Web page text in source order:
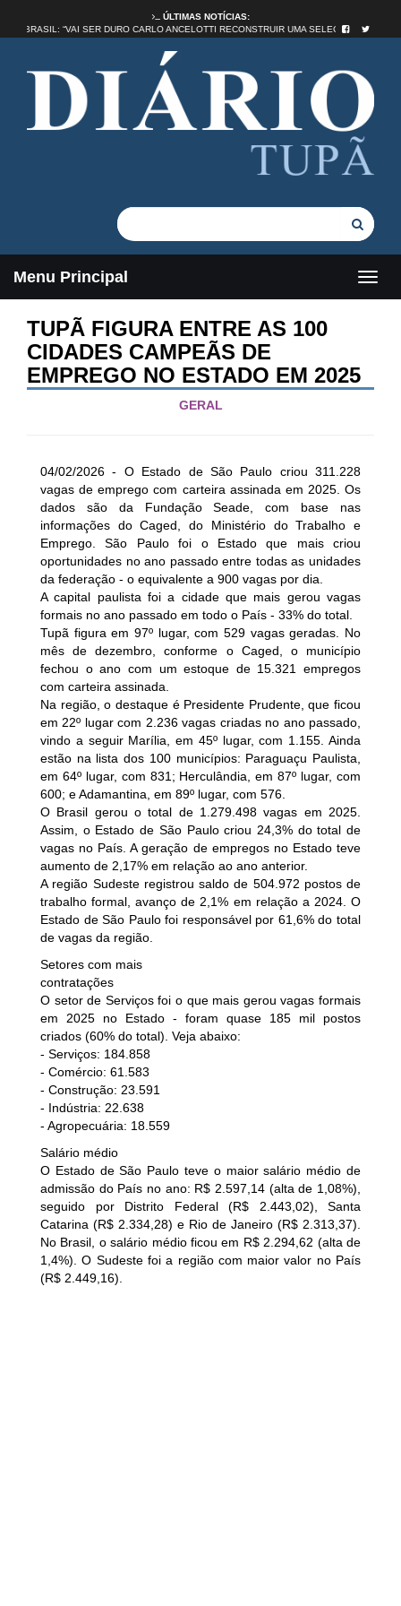
ÚLTIMAS NOTÍCIAS:
NO BRASIL: “VAI SER DURO CARLO ANCELOTTI RECONSTRUIR UMA SELEÇÃO”
Menu Principal
TUPÃ FIGURA ENTRE AS 100
CIDADES CAMPEÃS DE
EMPREGO NO ESTADO EM 2025
GERAL
04/02/2026 - O Estado de São Paulo criou 311.228
vagas de emprego com carteira assinada em 2025. Os
dados são da Fundação Seade, com base nas
informações do Caged, do Ministério do Trabalho e
Emprego. São Paulo foi o Estado que mais criou
oportunidades no ano passado entre todas as unidades
da federação - o equivalente a 900 vagas por dia.
A capital paulista foi a cidade que mais gerou vagas
formais no ano passado em todo o País - 33% do total.
Tupã figura em 97º lugar, com 529 vagas geradas. No
mês de dezembro, conforme o Caged, o município
fechou o ano com um estoque de 15.321 empregos
com carteira assinada.
Na região, o destaque é Presidente Prudente, que ficou
em 22º lugar com 2.236 vagas criadas no ano passado,
vindo a seguir Marília, em 45º lugar, com 1.155. Ainda
estão na lista dos 100 municípios: Paraguaçu Paulista,
em 64º lugar, com 831; Herculândia, em 87º lugar, com
600; e Adamantina, em 89º lugar, com 576.
O Brasil gerou o total de 1.279.498 vagas em 2025.
Assim, o Estado de São Paulo criou 24,3% do total de
vagas no País. A geração de empregos no Estado teve
aumento de 2,17% em relação ao ano anterior.
A região Sudeste registrou saldo de 504.972 postos de
trabalho formal, avanço de 2,1% em relação a 2024. O
Estado de São Paulo foi responsável por 61,6% do total
de vagas da região.
Setores com mais
contratações
O setor de Serviços foi o que mais gerou vagas formais
em 2025 no Estado - foram quase 185 mil postos
criados (60% do total). Veja abaixo:
- Serviços: 184.858
- Comércio: 61.583
- Construção: 23.591
- Indústria: 22.638
- Agropecuária: 18.559
Salário médio
O Estado de São Paulo teve o maior salário médio de
admissão do País no ano: R$ 2.597,14 (alta de 1,08%),
seguido por Distrito Federal (R$ 2.443,02), Santa
Catarina (R$ 2.334,28) e Rio de Janeiro (R$ 2.313,37).
No Brasil, o salário médio ficou em R$ 2.294,62 (alta de
1,4%). O Sudeste foi a região com maior valor no País
(R$ 2.449,16).